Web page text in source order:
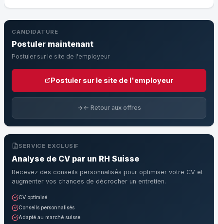
CANDIDATURE
Postuler maintenant
Postuler sur le site de l'employeur
Postuler sur le site de l'employeur
← Retour aux offres
SERVICE EXCLUSIF
Analyse de CV par un RH Suisse
Recevez des conseils personnalisés pour optimiser votre CV et
augmenter vos chances de décrocher un entretien.
CV optimisé
Conseils personnalisés
Adapté au marché suisse